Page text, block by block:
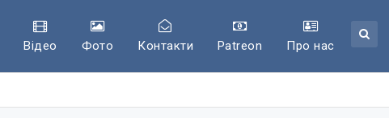
Відео Фото Контакти Patreon Про нас